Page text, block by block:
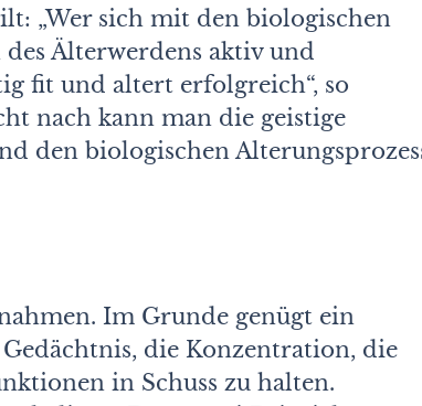
„Wer sich mit den biologischen
Älterwerdens aktiv und
fit und altert erfolgreich“, so
nach kann man die geistige
den biologischen
Im Grunde genügt ein
die Konzentration, die
in Schuss zu halten.